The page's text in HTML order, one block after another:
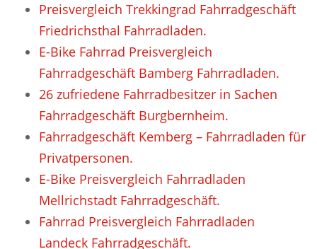
Preisvergleich Trekkingrad Fahrradgeschäft
Friedrichsthal Fahrradladen.
E-Bike Fahrrad Preisvergleich
Fahrradgeschäft Bamberg Fahrradladen.
26 zufriedene Fahrradbesitzer in Sachen
Fahrradgeschäft Burgbernheim.
Fahrradgeschäft Kemberg – Fahrradladen für
Privatpersonen.
E-Bike Preisvergleich Fahrradladen
Mellrichstadt Fahrradgeschäft.
Fahrrad Preisvergleich Fahrradladen
Landeck Fahrradgeschäft.